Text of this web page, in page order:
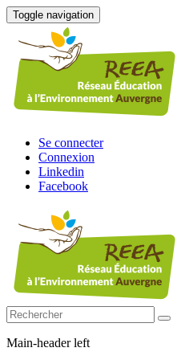
Toggle navigation
Se connecter
Connexion
Linkedin
Facebook
Main-header left